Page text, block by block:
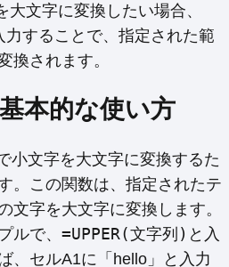
文字に変換したい場合、
力することで、指定された範
換されます。
本的な使い方
小文字を大文字に変換するた
。この関数は、指定されたテ
文字を大文字に変換します。
ルで、 =UPPER(文字列) と入
、セルA1に「hello」と入力